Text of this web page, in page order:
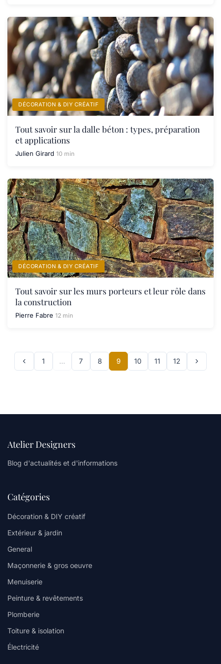
DÉCORATION & DIY CRÉATIF
Tout savoir sur la dalle béton : types, préparation
et applications
Julien Girard 10 min
DÉCORATION & DIY CRÉATIF
Tout savoir sur les murs porteurs et leur rôle dans
la construction
Pierre Fabre 12 min
1 … 7 8 9 10 11 12
Atelier Designers
Blog d'actualités et d'informations
Catégories
Décoration & DIY créatif
Extérieur & jardin
General
Maçonnerie & gros oeuvre
Menuiserie
Peinture & revêtements
Plomberie
Toiture & isolation
Électricité